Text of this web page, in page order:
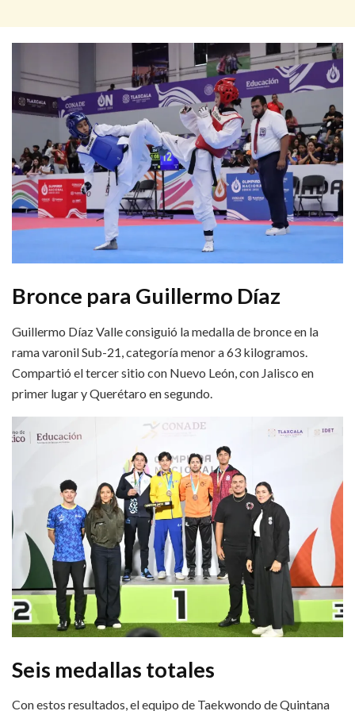
Bronce para Guillermo Díaz
Guillermo Díaz Valle consiguió la medalla de bronce en la
rama varonil Sub-21, categoría menor a 63 kilogramos.
Compartió el tercer sitio con Nuevo León, con Jalisco en
primer lugar y Querétaro en segundo.
Seis medallas totales
Con estos resultados, el equipo de Taekwondo de Quintana